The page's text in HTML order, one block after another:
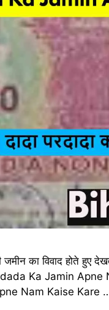
का विवाद होते हुए
Ka Jamin Apne
Nam Kaise Kare